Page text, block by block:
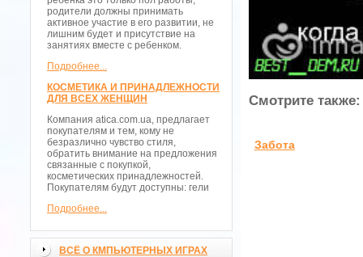
родители должны принимать
активное участие в его развитии, не
лишним будет и присутствие на
занятиях вместе с ребенком.
Подробнее...
КОСМЕТИКА И ПРИНАДЛЕЖНОСТИ
ДЛЯ ВСЕХ ЖЕНЩИН
Компания atica.com.ua, предлагает
покупателям и тем, кому не
безразлично чувство стиля,
обратить внимание на предложения
связанные с покупкой,
косметических принадлежностей.
Покупателям будут доступны: гели
Подробнее...
ВСЁ О КМПЬЮТЕРНЫХ ИГРАХ
Смотрите также:
Забота